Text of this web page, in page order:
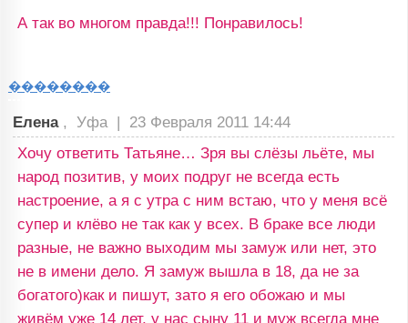
А так во многом правда!!! Понравилось!
��������
Елена , Уфа | 23 Февраля 2011 14:44
Хочу ответить Татьяне… Зря вы слёзы льёте, мы
народ позитив, у моих подруг не всегда есть
настроение, а я с утра с ним встаю, что у меня всё
супер и клёво не так как у всех. В браке все люди
разные, не важно выходим мы замуж или нет, это
не в имени дело. Я замуж вышла в 18, да не за
богатого)как и пишут, зато я его обожаю и мы
живём уже 14 лет, у нас сыну 11 и муж всегда мне